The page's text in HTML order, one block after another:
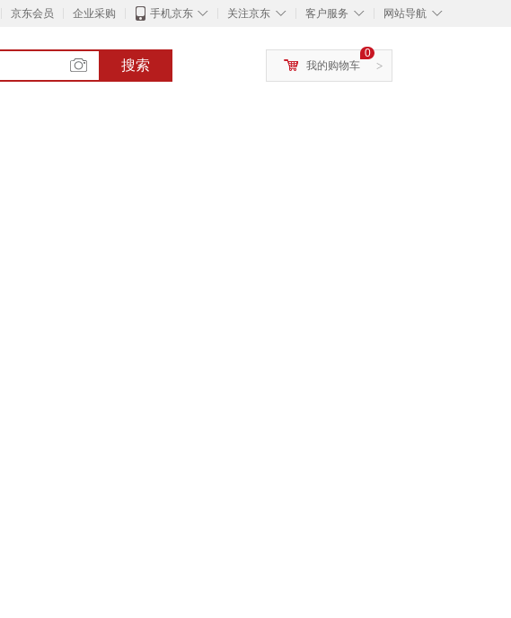
京东会员 企业采购 ◇
手机京东 ◇
关注京东 ◇
客户服务 ◇
网站导航
搜索 >
0
我的购物车